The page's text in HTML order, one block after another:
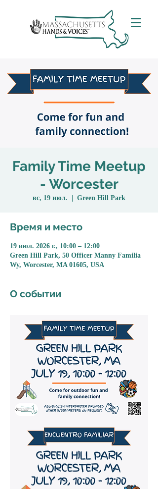
Family Time Meetup
- Worcester
вс, 19 июл. Green Hill Park
Время и место
19 июл. 2026 г., 10:00 – 12:00
Green Hill Park, 50 Officer Manny Familia
Wy, Worcester, MA 01605, USA
О событии